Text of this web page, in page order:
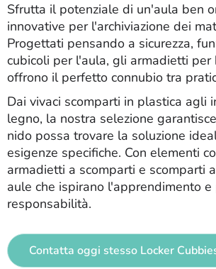
Sfrutta il potenziale di un'aula ben
innovative per l'archiviazione dei
Progettati pensando a sicurezza,
cubicoli per l'aula, gli armadietti per
offrono il perfetto connubio tra
Dai vivaci scomparti in plastica agli
legno, la nostra selezione
nido possa trovare la soluzione
esigenze specifiche. Con elementi
armadietti a scomparti e scomparti
aule che ispirano l'apprendimento
responsabilità.
Contatta oggi stesso Locker